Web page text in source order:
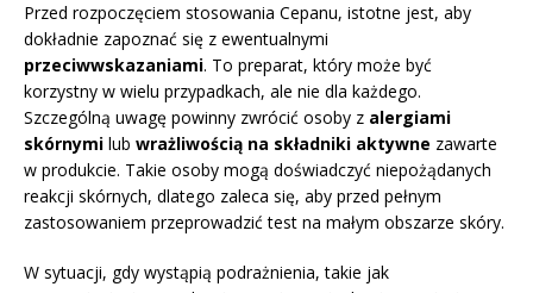
Przed rozpoczęciem stosowania Cepanu, istotne jest, aby
dokładnie zapoznać się z ewentualnymi
przeciwwskazaniami. To preparat, który może być
korzystny w wielu przypadkach, ale nie dla każdego.
Szczególną uwagę powinny zwrócić osoby z alergiami
skórnymi lub wrażliwością na składniki aktywne zawarte
w produkcie. Takie osoby mogą doświadczyć niepożądanych
reakcji skórnych, dlatego zaleca się, aby przed pełnym
zastosowaniem przeprowadzić test na małym obszarze skóry.
W sytuacji, gdy wystąpią podrażnienia, takie jak